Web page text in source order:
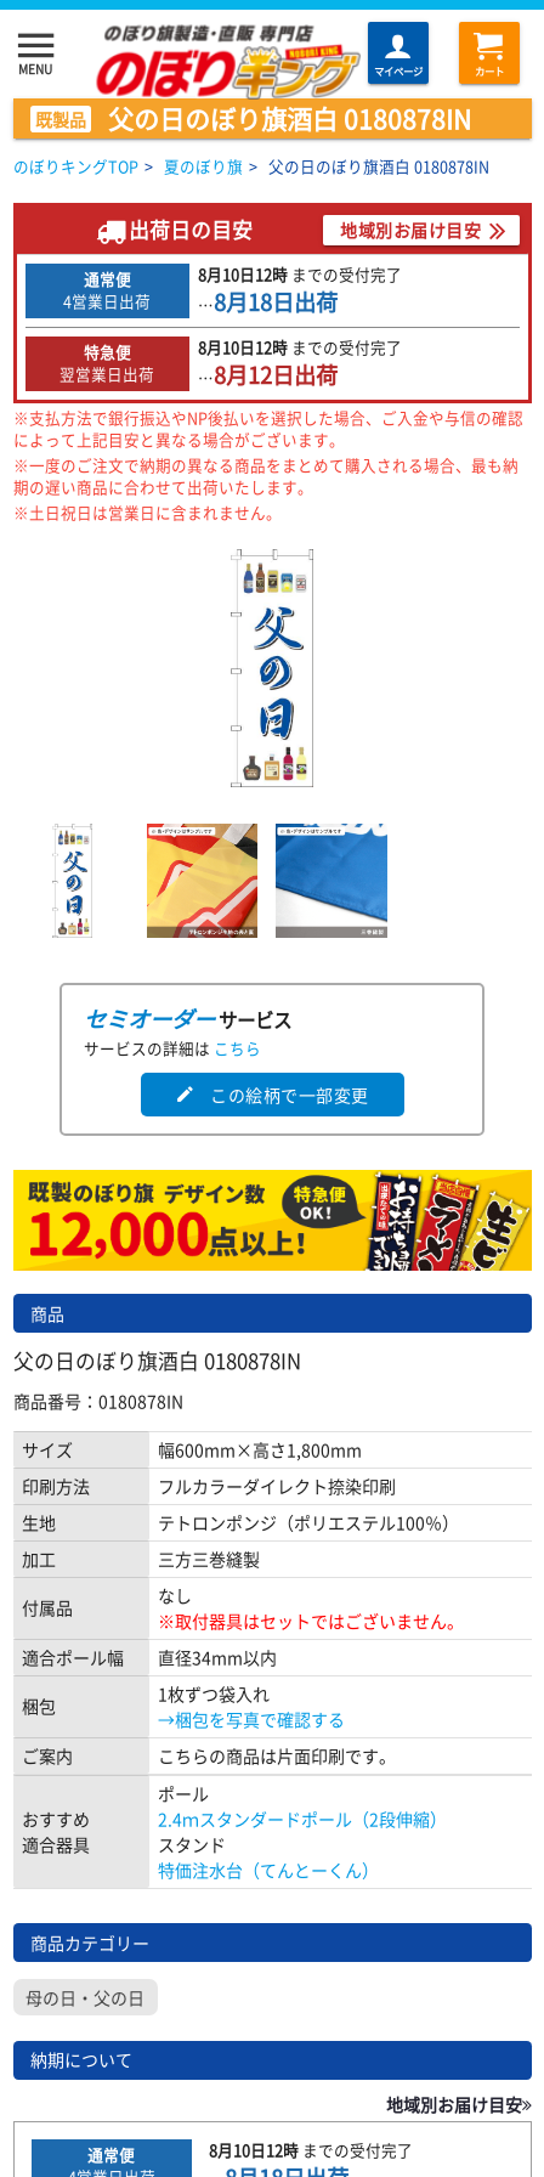
menu
MENU マイページ カート
既製品 父の日のぼり旗酒白 0180878IN
のぼりキングTOP > 夏のぼり旗 > 父の日のぼり旗酒白 0180878IN
出荷日の目安 地域別お届け目安
通常便
4営業日出荷
8月10日12時 までの受付完了
…8月18日出荷
特急便
翌営業日出荷
8月10日12時 までの受付完了
…8月12日出荷
※支払方法で銀行振込やNP後払いを選択した場合、ご入金や与信の確認
によって上記目安と異なる場合がございます。
※一度のご注文で納期の異なる商品をまとめて購入される場合、最も納
期の遅い商品に合わせて出荷いたします。
※土日祝日は営業日に含まれません。
セミオーダーサービス
サービスの詳細は こちら
edit この絵柄で一部変更
商品
父の日のぼり旗酒白 0180878IN
商品番号：0180878IN
サイズ
幅600mm×高さ1,800mm
印刷方法
フルカラーダイレクト捺染印刷
生地
テトロンポンジ（ポリエステル100％）
加工
三方三巻縫製
付属品
なし
※取付器具はセットではございません。
適合ポール幅
直径34mm以内
梱包
1枚ずつ袋入れ
→梱包を写真で確認する
ご案内
こちらの商品は片面印刷です。
おすすめ
適合器具
ポール
2.4ｍスタンダードポール（2段伸縮）
スタンド
特価注水台（てんとーくん）
商品カテゴリー
母の日・父の日
納期について
地域別お届け目安
通常便
8月10日12時までの受付完了